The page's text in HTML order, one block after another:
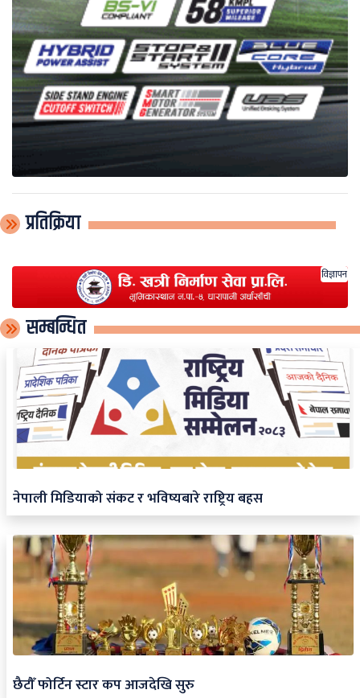
प्रतिक्रिया
विज्ञापन
सम्बन्धित
नेपाली मिडियाको संकट र भविष्यबारे राष्ट्रिय बहस
छैटौँ फोर्टिन स्टार कप आजदेखि सुरु